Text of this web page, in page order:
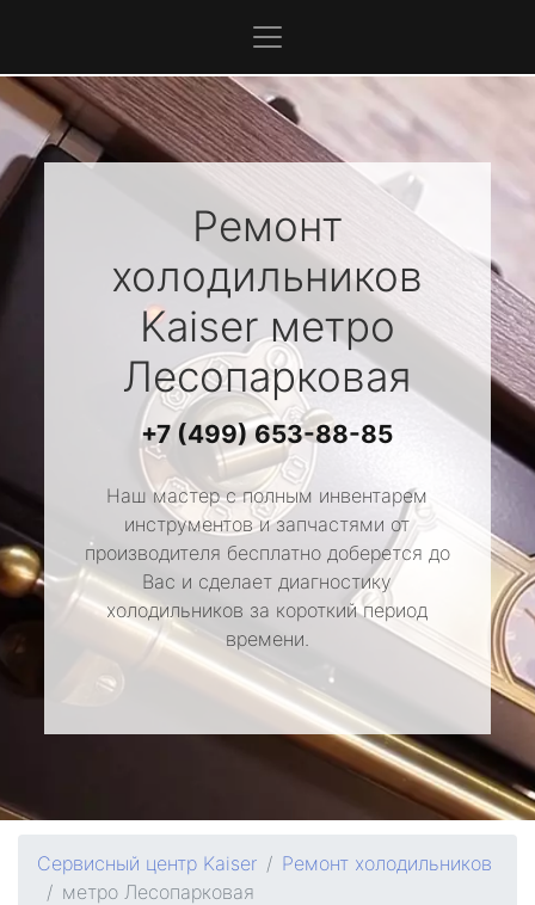
Ремонт
холодильников
Kaiserметро
Лесопарковая
+7 (499) 653-88-85
Наш мастер с полным инвентарем
инструментов и запчастями от
производителя бесплатно доберется до
Вас и сделает диагностику
холодильников за короткий период
времени.
Сервисный центр Kaiser
Ремонт холодильников
метро Лесопарковая